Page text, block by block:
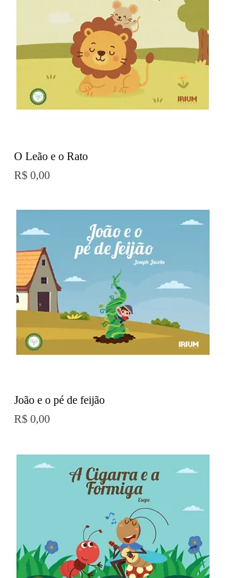
O Leão e o Rato
Preço
R$ 0,00
João e o pé de feijão
Preço
R$ 0,00